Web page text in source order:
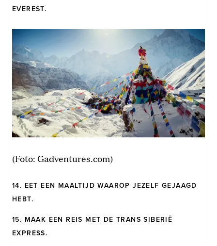
EVEREST.
(Foto: Gadventures.com)
14. EET EEN MAALTIJD WAAROP JEZELF GEJAAGD
HEBT.
15. MAAK EEN REIS MET DE TRANS SIBERIË
EXPRESS.